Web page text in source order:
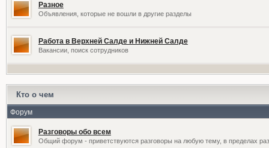
Разное
Объявления, которые не вошли в другие разделы
Работа в Верхней Салде и Нижней Салде
Вакансии, поиск сотрудников
Кто о чем
Форум
Разговоры обо всем
Общий форум - приветствуются разговоры на любую тему, в пределах